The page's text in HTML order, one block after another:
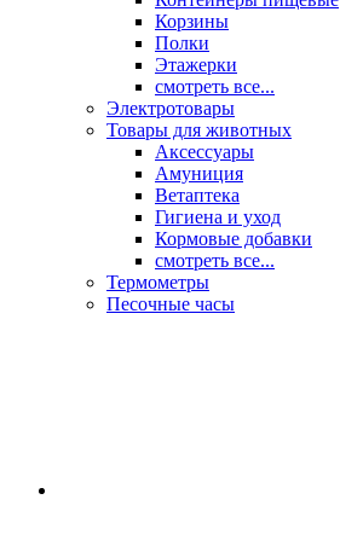
Корзины
Полки
Этажерки
смотреть все...
Электротовары
Товары для животных
Аксессуары
Амуниция
Ветаптека
Гигиена и уход
Кормовые добавки
смотреть все...
Термометры
Песочные часы